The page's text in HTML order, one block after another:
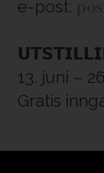
e-post:
13. juni –
Gratis